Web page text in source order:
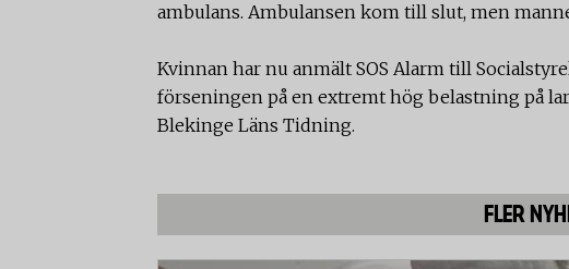
ambulans. Ambulansen kom till slut, men
Kvinnan har nu anmält SOS Alarm till
förseningen på en extremt hög belastning på
Blekinge Läns Tidning.
FLER